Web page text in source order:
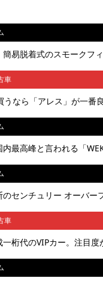
簡易脱着式のスモークフ
車
なら「アレス」が一番良
最高峰と言われる「
のセンチュリー オーバー
車
桁代のVIPカー。注目度